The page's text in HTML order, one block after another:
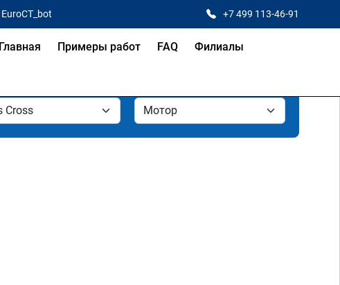
+7 499 113-46-91
Главная Примеры работ FAQ Филиалы